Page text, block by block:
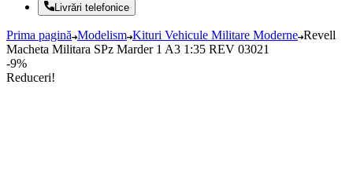
Livrări telefonice
Prima pagină Modelism Kituri Vehicule Militare Moderne Revell
Macheta Militara SPz Marder 1 A3 1:35 REV 03021
-9%
Reduceri!